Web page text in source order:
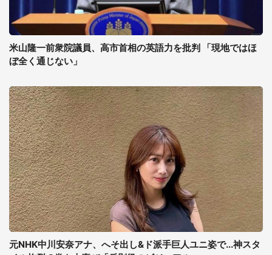
米山隆一前衆院議員、高市首相の英語力を批判 「現地ではほ
ぼ全く通じない」
元NHK中川安奈アナ、へそ出し&ド派手巨人ユニ姿で...神スタ